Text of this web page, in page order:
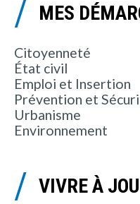
MES
Citoyenneté
État civil
Emploi et Insertion
Prévention et
Urbanisme
Environnement
VIVRE À